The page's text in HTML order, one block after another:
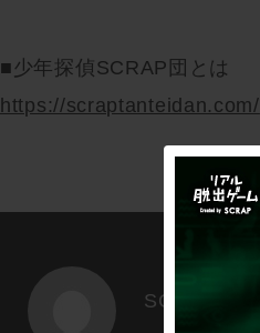
■少年探偵SCRAP団とは
https://scraptanteidan.com/
SCRAP